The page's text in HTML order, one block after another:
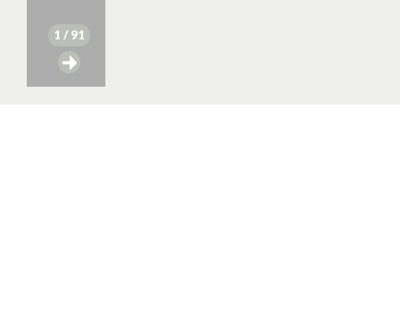
1 / 91